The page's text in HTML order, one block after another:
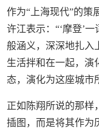
作为“上海现代”的策
许江表示：“‘摩登’
般涵义，深深地扎入
生活拌和在一起，演
态，演化为这座城市
正如陈翔所说的那样
插图，而是将其作为